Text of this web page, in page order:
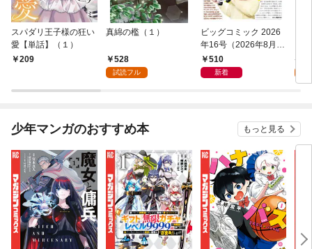
スパダリ王子様の狂い
愛【単話】（１）
209
真綿の檻（１）
528
試読フル
ビッグコミック 2026
年16号（2026年8月7
日発売）
510
新着
少年マンガのおすすめ本 もっと見る